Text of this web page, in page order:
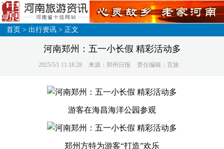
首页 >出行资讯 > 正文
河南郑州：五一小长假 精彩活动多
2025/5/1 11:18:28 来源：郑州日报 责任编辑：言旅
游客在海昌海洋公园参观
郑州方特为游客“打造”欢乐